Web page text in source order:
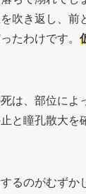
吹き返し、
たわけです。
は、部位に
と瞳孔散大
るのがむずか